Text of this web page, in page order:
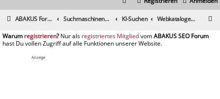
ABAKUS Foren-Übersicht Suchmaschinenmarketing (SEM) / Suchmaschinenoptimierung (SEO) KI-Suchen Webkataloge in KI-Zeiten wieder gefragt?
registrieren registriertes Mitglied
Anzeige